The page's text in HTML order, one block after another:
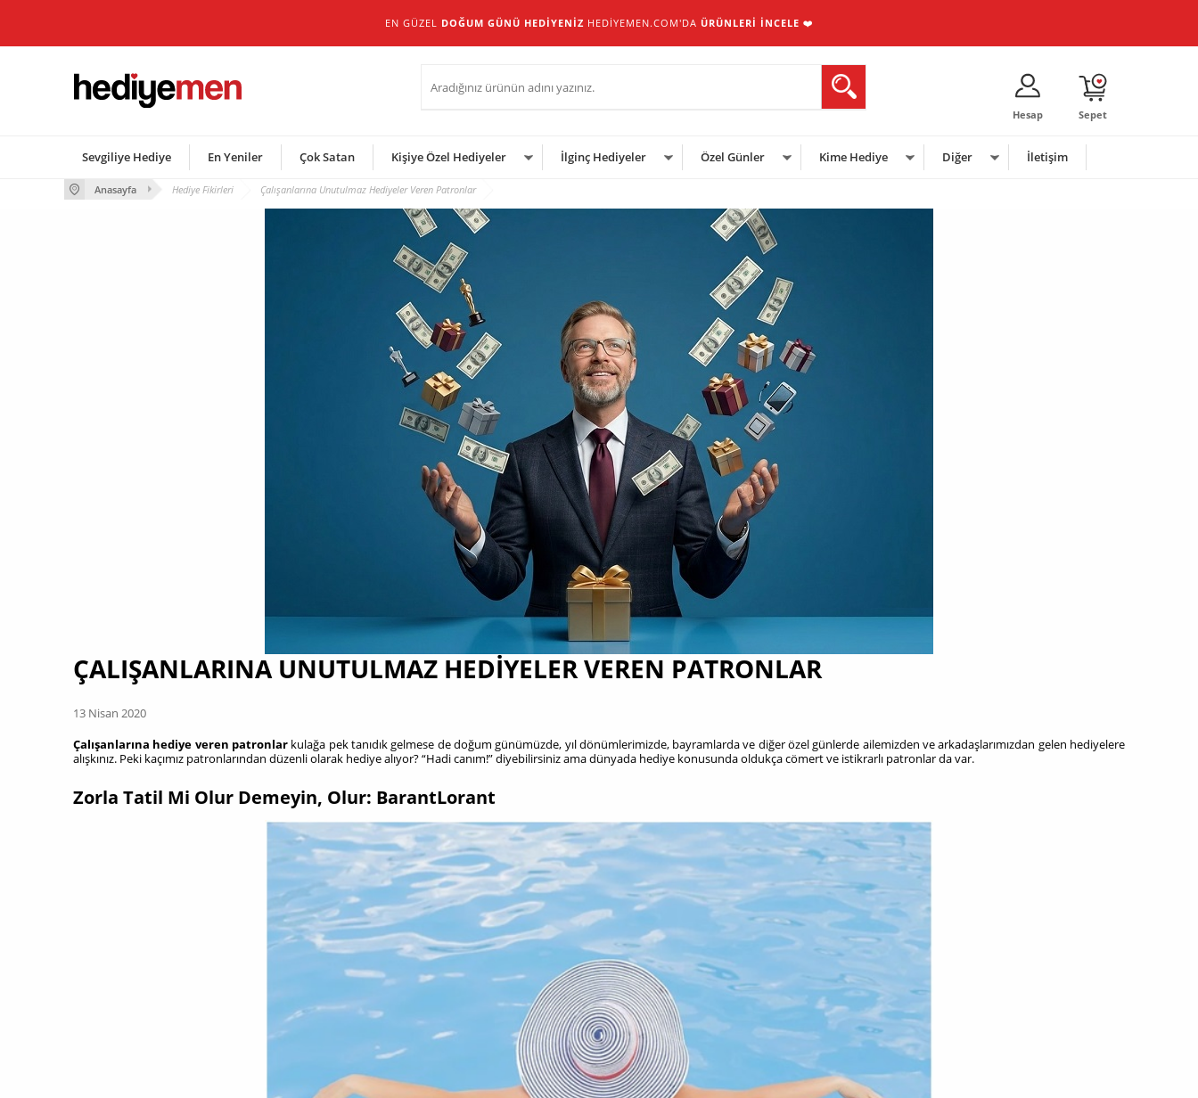
EN GÜZEL DOĞUM GÜNÜ HEDİYENİZHEDIYEMEN.COM'DA ÜRÜNLERİ İNCELE ❤️
Sepet
Hesap
Sevgiliye Hediye En Yeniler Çok Satan Kişiye Özel Hediyeler İlginç Hediyeler Özel Günler Kime Hediye Diğer İletişim
Anasayfa Hediye Fikirleri Çalışanlarına Unutulmaz Hediyeler Veren Patronlar
ÇALIŞANLARINA UNUTULMAZ HEDIYELER VEREN PATRONLAR
13 Nisan 2020
Çalışanlarına hediye veren patronlar kulağa pek tanıdık gelmese de doğum günümüzde, yıl dönümlerimizde, bayramlarda ve diğer özel günlerde ailemizden ve arkadaşlarımızdan gelen hediyelere
alışkınız. Peki kaçımız patronlarından düzenli olarak hediye alıyor? “Hadi canım!” diyebilirsiniz ama dünyada hediye konusunda oldukça cömert ve istikrarlı patronlar da var.
Zorla Tatil Mi Olur Demeyin, Olur: BarantLorant